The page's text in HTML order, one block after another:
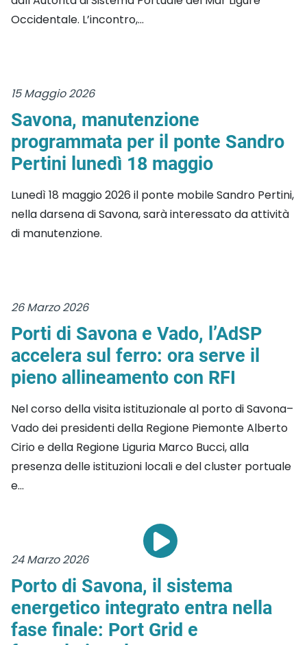
Occidentale. L’incontro,...
15 Maggio 2026
Savona, manutenzione
programmata per il ponte Sandro
Pertini lunedì 18 maggio
Lunedì 18 maggio 2026 il ponte mobile Sandro Pertini,
nella darsena di Savona, sarà interessato da attività
di manutenzione.
26 Marzo 2026
Porti di Savona e Vado, l’AdSP
accelera sul ferro: ora serve il
pieno allineamento con RFI
Nel corso della visita istituzionale al porto di Savona–
Vado dei presidenti della Regione Piemonte Alberto
Cirio e della Regione Liguria Marco Bucci, alla
presenza delle istituzioni locali e del cluster portuale
e...
24 Marzo 2026
Porto di Savona, il sistema
energetico integrato entra nella
fase finale: Port Grid e